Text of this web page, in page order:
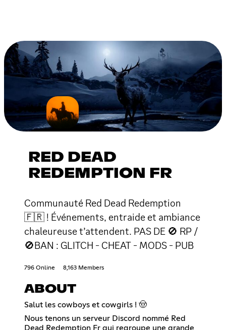
RED DEAD
REDEMPTION FR
Communauté Red Dead Redemption
🇫🇷 ! Événements, entraide et ambiance
chaleureuse t’attendent. PAS DE 🚫 RP /
🚫BAN : GLITCH - CHEAT - MODS - PUB
796 Online 8,163 Members
ABOUT
Salut les cowboys et cowgirls ! 🤠
Nous tenons un serveur Discord nommé Red
Dead Redemption Fr qui regroupe une grande